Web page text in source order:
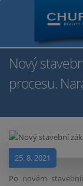
Nový
procesu.
25. 8. 2021
Po novém